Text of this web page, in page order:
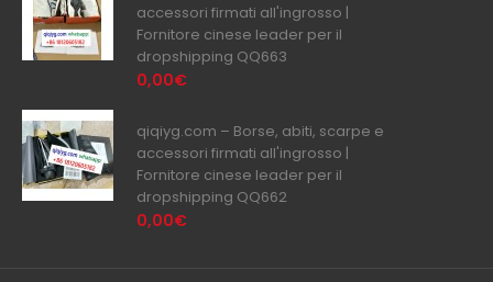
accessori firmati all'ingrosso |
Fornitore cinese leader per il
dropshipping QQ663
0,00€
qiqiyg.com – Borse, abiti, scarpe e
accessori firmati all'ingrosso |
Fornitore cinese leader per il
dropshipping QQ662
0,00€